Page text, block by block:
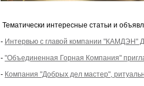
Тематически интересные статьи и
- Интервью с главой компании "КАМДЭН"
- "Объединенная Горная Компания"
- Компания "Добрых дел мастер",